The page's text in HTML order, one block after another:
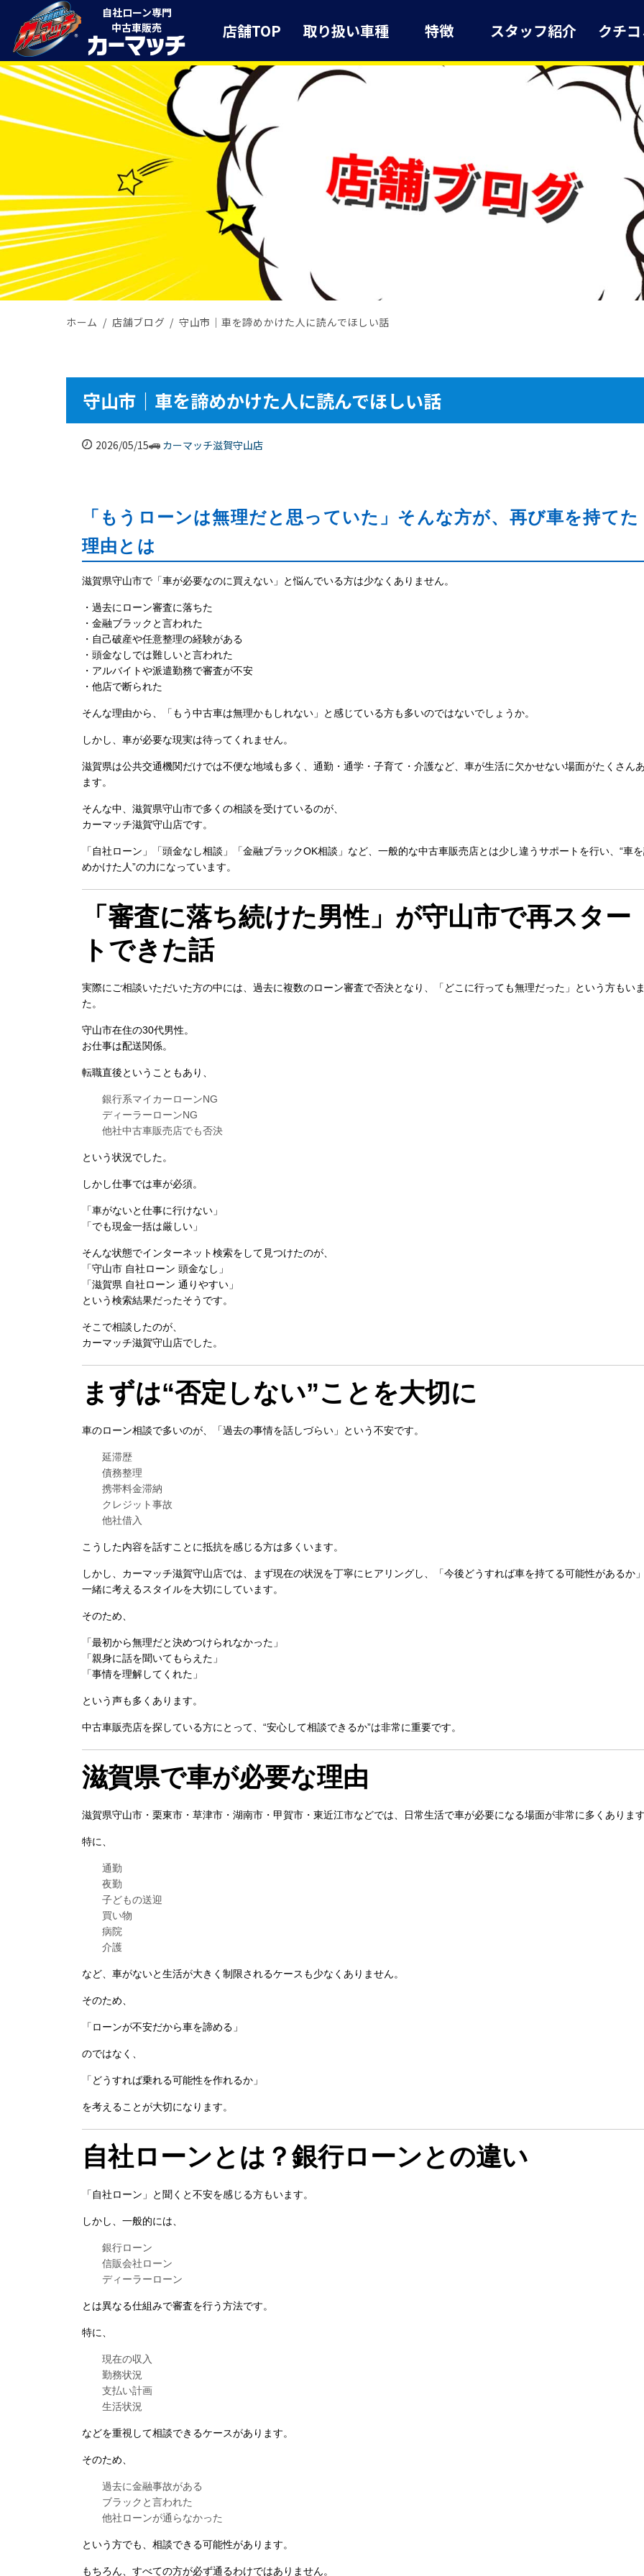
自社ローン専門
中古車販売
店舗TOP 取り扱い車種 特徴 スタッフ紹介 クチ
ホーム 店舗ブログ 守山市｜車を諦めかけた人に読んでほしい話
守山市｜車を諦めかけた人に読んでほしい話
2026/05/15 カーマッチ滋賀守山店
「もうローンは無理だと思っていた」そんな方が、再び車を持てた
理由とは
滋賀県守山市で「車が必要なのに買えない」と悩んでいる方は少なくありません。
・過去にローン審査に落ちた
・金融ブラックと言われた
・自己破産や任意整理の経験がある
・頭金なしでは難しいと言われた
・アルバイトや派遣勤務で審査が不安
・他店で断られた
そんな理由から、「もう中古車は無理かもしれない」と感じている方も多いのではないでしょうか。
しかし、車が必要な現実は待ってくれません。
滋賀県は公共交通機関だけでは不便な地域も多く、通勤・通学・子育て・介護など、車が生活に欠かせない場面がたくさん
ます。
そんな中、滋賀県守山市で多くの相談を受けているのが、
カーマッチ滋賀守山店です。
「自社ローン」「頭金なし相談」「金融ブラックOK相談」など、一般的な中古車販売店とは少し違うサポートを行い、“車
めかけた人”の力になっています。
「審査に落ち続けた男性」が守山市で再スター
トできた話
実際にご相談いただいた方の中には、過去に複数のローン審査で否決となり、「どこに行っても無理だった」という方もい
た。
守山市在住の30代男性。
お仕事は配送関係。
転職直後ということもあり、
銀行系マイカーローンNG
ディーラーローンNG
他社中古車販売店でも否決
という状況でした。
しかし仕事では車が必須。
「車がないと仕事に行けない」
「でも現金一括は厳しい」
そんな状態でインターネット検索をして見つけたのが、
「守山市 自社ローン 頭金なし」
「滋賀県 自社ローン 通りやすい」
という検索結果だったそうです。
そこで相談したのが、
カーマッチ滋賀守山店でした。
まずは“否定しない”ことを大切に
車のローン相談で多いのが、「過去の事情を話しづらい」という不安です。
延滞歴
債務整理
携帯料金滞納
クレジット事故
他社借入
こうした内容を話すことに抵抗を感じる方は多くいます。
しかし、カーマッチ滋賀守山店では、まず現在の状況を丁寧にヒアリングし、「今後どうすれば車を持てる可能性があるか
一緒に考えるスタイルを大切にしています。
そのため、
「最初から無理だと決めつけられなかった」
「親身に話を聞いてもらえた」
「事情を理解してくれた」
という声も多くあります。
中古車販売店を探している方にとって、“安心して相談できるか”は非常に重要です。
滋賀県で車が必要な理由
滋賀県守山市・栗東市・草津市・湖南市・甲賀市・東近江市などでは、日常生活で車が必要になる場面が非常に多くありま
特に、
通勤
夜勤
子どもの送迎
買い物
病院
介護
など、車がないと生活が大きく制限されるケースも少なくありません。
そのため、
「ローンが不安だから車を諦める」
のではなく、
「どうすれば乗れる可能性を作れるか」
を考えることが大切になります。
自社ローンとは？銀行ローンとの違い
「自社ローン」と聞くと不安を感じる方もいます。
しかし、一般的には、
銀行ローン
信販会社ローン
ディーラーローン
とは異なる仕組みで審査を行う方法です。
特に、
現在の収入
勤務状況
支払い計画
生活状況
などを重視して相談できるケースがあります。
そのため、
過去に金融事故がある
ブラックと言われた
他社ローンが通らなかった
という方でも、相談できる可能性があります。
もちろん、すべての方が必ず通るわけではありません。